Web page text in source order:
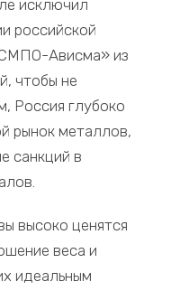
исключил
российской
Ависма» из
чтобы не
Россия глубоко
рынок металлов,
санкций в
высоко ценятся
веса и
идеальным